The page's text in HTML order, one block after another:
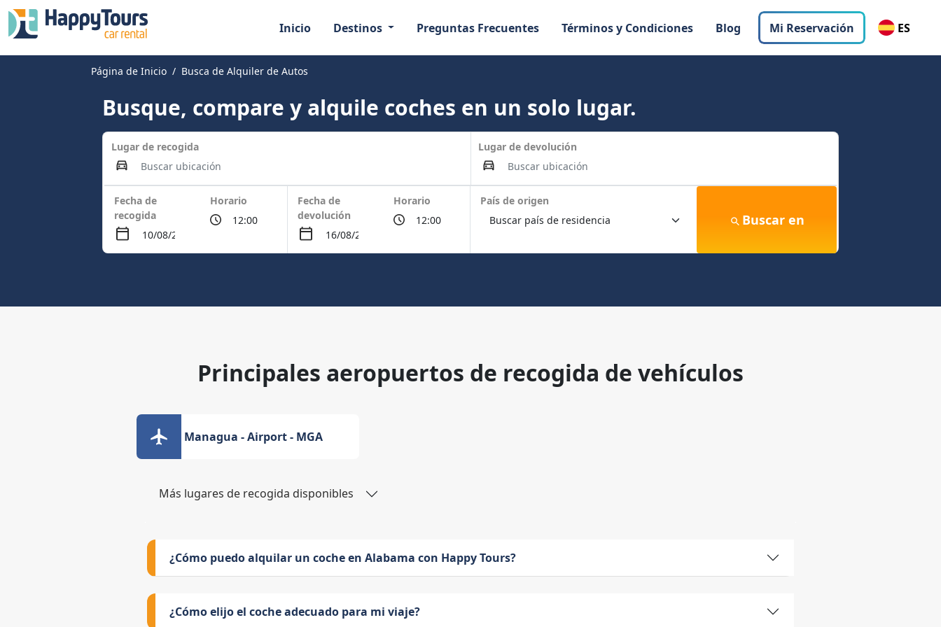
Inicio Destinos Preguntas Frecuentes Términos y Condiciones Blog Mi Reservación ES
Página de Inicio Busca de Alquiler de Autos
Busque, compare y alquile coches en un solo lugar.
Lugar de recogida Lugar de devolución
Fecha de
recogida
Horario
Fecha de
devolución
Horario País de origen
Buscar en
Principales aeropuertos de recogida de vehículos
Managua - Airport - MGA
Más lugares de recogida disponibles
¿Cómo puedo alquilar un coche en Alabama con Happy Tours?
¿Cómo elijo el coche adecuado para mi viaje?